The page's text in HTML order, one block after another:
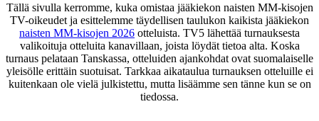
Tällä sivulla kerromme, kuka omistaa jääkiekon naisten MM-kisojen
TV-oikeudet ja esittelemme täydellisen taulukon kaikista jääkiekon
naisten MM-kisojen 2026 otteluista. TV5 lähettää turnauksesta
valikoituja otteluita kanavillaan, joista löydät tietoa alta. Koska
turnaus pelataan Tanskassa, otteluiden ajankohdat ovat suomalaiselle
yleisölle erittäin suotuisat. Tarkkaa aikataulua turnauksen otteluille ei
kuitenkaan ole vielä julkistettu, mutta lisäämme sen tänne kun se on
tiedossa.